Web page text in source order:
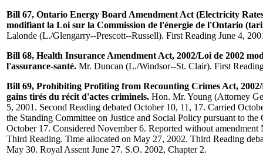
Bill 67, Ontario Energy Board Amendment Act (Electricity
modifiant la Loi sur la Commission de l'énergie de l'Ontario
Lalonde (L./Glengarry--Prescott--Russell). First Reading June 4,
Bill 68, Health Insurance Amendment Act, 2002/Loi de 2002
l'assurance-santé. Mr. Duncan (L./Windsor--St. Clair). First
Bill 69, Prohibiting Profiting from Recounting Crimes Act,
gains tirés du récit d'actes criminels. Hon. Mr. Young (Attorney
5, 2001. Second Reading debated October 10, 11, 17. Carried
the Standing Committee on Justice and Social Policy pursuant to
October 17. Considered November 6. Reported without
Third Reading. Time allocated on May 27, 2002. Third Reading
May 30. Royal Assent June 27. S.O. 2002, Chapter 2.